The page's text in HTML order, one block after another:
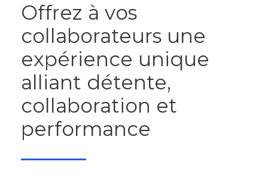
Offrez à vos
collaborateurs une
expérience unique
alliant détente,
collaboration et
performance